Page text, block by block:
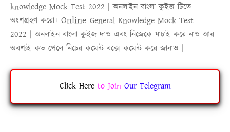
knowledge Mock Test 2022 |অনলাইন বাংলা কুইজটিতে
অংশগ্রহণ করো। Online General Knowledge Mock Test
2022 |অনলাইন বাংলা কুইজ দাও এবং নিজেকে যাচাই করে নাও আর
অবশ্যই কত পেলে নিচের কমেন্ট বক্সে কমেন্ট করে জানাও |
Click HeretoJoinOur Telegram